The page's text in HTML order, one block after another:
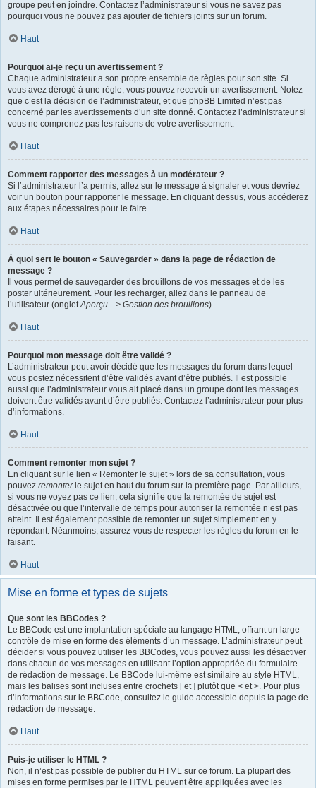
groupe peut en joindre. Contactez l’administrateur si vous ne savez pas
pourquoi vous ne pouvez pas ajouter de fichiers joints sur un forum.
Haut
Pourquoi ai-je reçu un avertissement ?
Chaque administrateur a son propre ensemble de règles pour son site. Si
vous avez dérogé à une règle, vous pouvez recevoir un avertissement. Notez
que c’est la décision de l’administrateur, et que phpBB Limited n’est pas
concerné par les avertissements d’un site donné. Contactez l’administrateur si
vous ne comprenez pas les raisons de votre avertissement.
Haut
Comment rapporter des messages à un modérateur ?
Si l’administrateur l’a permis, allez sur le message à signaler et vous devriez
voir un bouton pour rapporter le message. En cliquant dessus, vous accéderez
aux étapes nécessaires pour le faire.
Haut
À quoi sert le bouton « Sauvegarder » dans la page de rédaction de
message ?
Il vous permet de sauvegarder des brouillons de vos messages et de les
poster ultérieurement. Pour les recharger, allez dans le panneau de
l’utilisateur (ongletAperçu --> Gestion des brouillons).
Haut
Pourquoi mon message doit être validé ?
L’administrateur peut avoir décidé que les messages du forum dans lequel
vous postez nécessitent d’être validés avant d’être publiés. Il est possible
aussi que l’administrateur vous ait placé dans un groupe dont les messages
doivent être validés avant d’être publiés. Contactez l’administrateur pour plus
d’informations.
Haut
Comment remonter mon sujet ?
En cliquant sur le lien « Remonter le sujet » lors de sa consultation, vous
pouvez remonterle sujet en haut du forum sur la première page. Par ailleurs,
si vous ne voyez pas ce lien, cela signifie que la remontée de sujet est
désactivée ou que l’intervalle de temps pour autoriser la remontée n’est pas
atteint. Il est également possible de remonter un sujet simplement en y
répondant. Néanmoins, assurez-vous de respecter les règles du forum en le
faisant.
Haut
Mise en forme et types de sujets
Que sont les BBCodes ?
Le BBCode est une implantation spéciale au langage HTML, offrant un large
contrôle de mise en forme des éléments d’un message. L’administrateur peut
décider si vous pouvez utiliser les BBCodes, vous pouvez aussi les désactiver
dans chacun de vos messages en utilisant l’option appropriée du formulaire
de rédaction de message. Le BBCode lui-même est similaire au style HTML,
mais les balises sont incluses entre crochets [ et ] plutôt que < et >. Pour plus
d’informations sur le BBCode, consultez le guide accessible depuis la page de
rédaction de message.
Haut
Puis-je utiliser le HTML ?
Non, il n’est pas possible de publier du HTML sur ce forum. La plupart des
mises en forme permises par le HTML peuvent être appliquées avec les